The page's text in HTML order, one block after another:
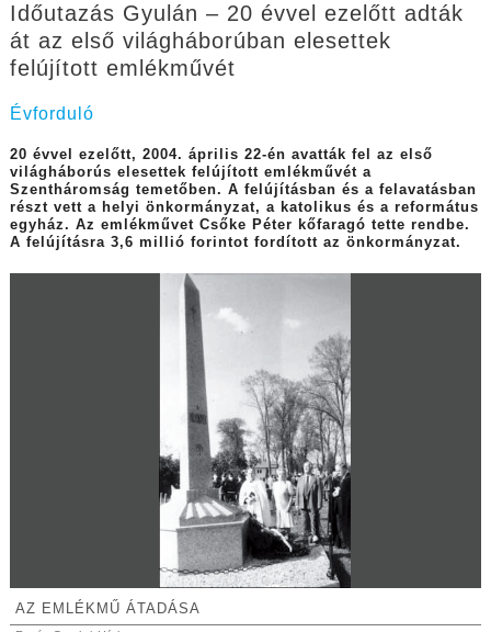
Időutazás Gyulán – 20 évvel ezelőtt adták
át az első világháborúban elesettek
felújított emlékművét
Évforduló
20 évvel ezelőtt, 2004. április 22-én avatták fel az első
világháborús elesettek felújított emlékművét a
Szentháromság temetőben. A felújításban és a felavatásban
részt vett a helyi önkormányzat, a katolikus és a református
egyház. Az emlékművet Csőke Péter kőfaragó tette rendbe.
A felújításra 3,6 millió forintot fordított az önkormányzat.
AZ EMLÉKMŰ ÁTADÁSA